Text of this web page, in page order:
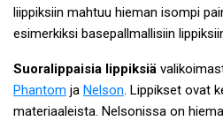
liippiksiin mahtuu hieman isompi
esimerkiksi basepallmallisiin
Suoralippaisia lippiksiä
Phantom ja Nelson. Lippikset ovat
materiaaleista. Nelsonissa on